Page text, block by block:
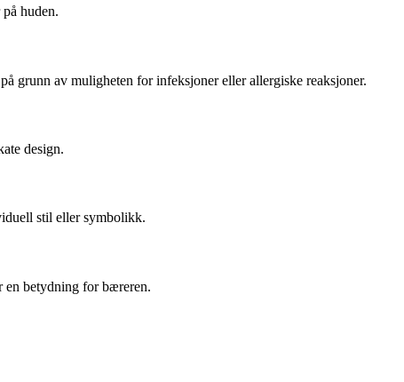
huden.
grunn av muligheten for infeksjoner eller allergiske reaksjoner.
design.
stil eller symbolikk.
en betydning for bæreren.